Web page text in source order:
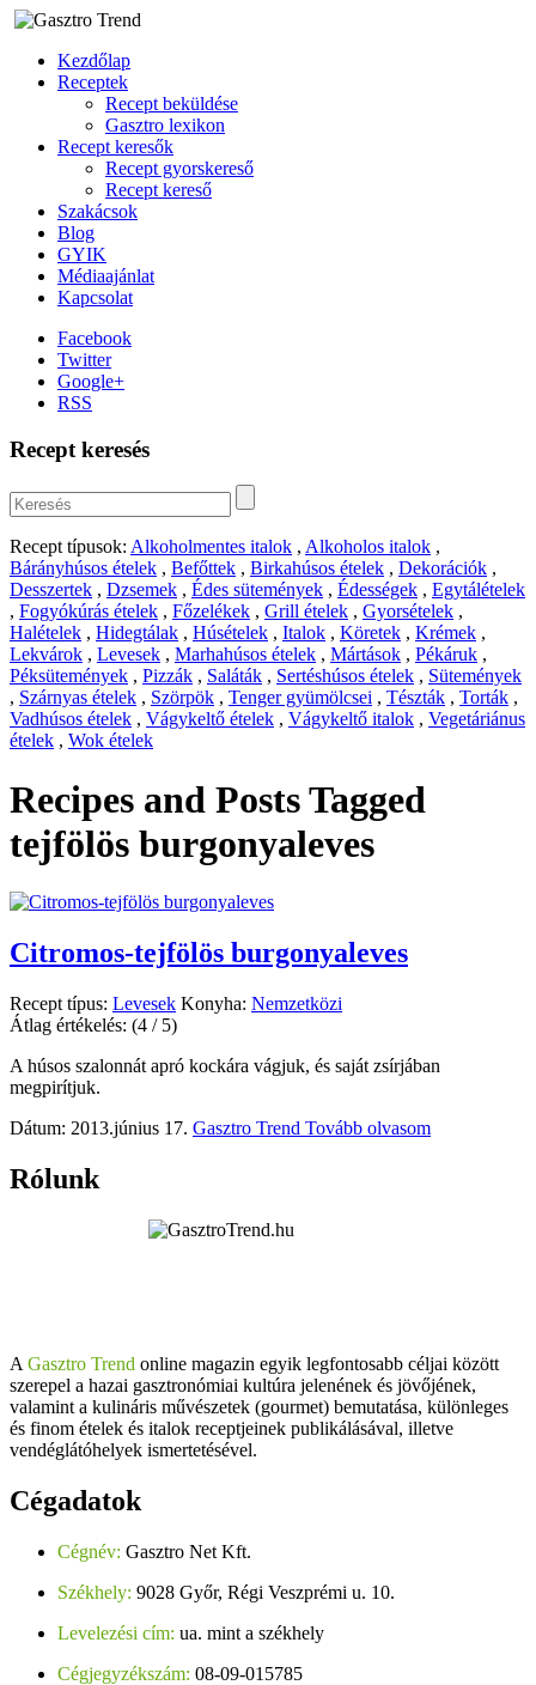
Kezdőlap
Receptek
Recept beküldése
Gasztro lexikon
Recept keresők
Recept gyorskereső
Recept kereső
Szakácsok
Blog
GYIK
Médiaajánlat
Kapcsolat
Facebook
Twitter
Google+
RSS
Recept keresés
Recept típusok: Alkoholmentes italok , Alkoholos italok ,
Bárányhúsos ételek , Befőttek , Birkahúsos ételek , Dekorációk ,
Desszertek , Dzsemek , Édes sütemények , Édességek , Egytálételek
, Fogyókúrás ételek , Főzelékek , Grill ételek , Gyorsételek ,
Halételek , Hidegtálak , Húsételek , Italok , Köretek , Krémek ,
Lekvárok , Levesek , Marhahúsos ételek , Mártások , Pékáruk ,
Péksütemények , Pizzák , Saláták , Sertéshúsos ételek , Sütemények
, Szárnyas ételek , Szörpök , Tenger gyümölcsei , Tészták , Torták ,
Vadhúsos ételek , Vágykeltő ételek , Vágykeltő italok , Vegetáriánus
ételek , Wok ételek
Recipes and Posts Tagged
tejfölös burgonyaleves
Citromos-tejfölös burgonyaleves
Recept típus: Levesek Konyha: Nemzetközi
Átlag értékelés: (4 / 5)
A húsos szalonnát apró kockára vágjuk, és saját zsírjában
megpirítjuk.
Dátum: 2013.június 17. Gasztro Trend Tovább olvasom
Rólunk
A Gasztro Trend online magazin egyik legfontosabb céljai között
szerepel a hazai gasztronómiai kultúra jelenének és jövőjének,
valamint a kulináris művészetek (gourmet) bemutatása, különleges
és finom ételek és italok receptjeinek publikálásával, illetve
vendéglátóhelyek ismertetésével.
Cégadatok
Cégnév: Gasztro Net Kft.
Székhely: 9028 Győr, Régi Veszprémi u. 10.
Levelezési cím: ua. mint a székhely
Cégjegyzékszám: 08-09-015785